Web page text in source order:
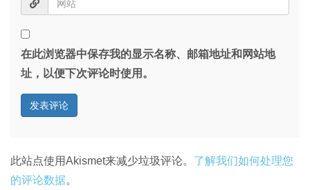
在此浏览器中保存我的显示名称、邮箱地址和网站地
址，以便下次评论时使用。
此站点使用Akismet来减少垃圾评论。 了解我们如何处理您
的评论数据。